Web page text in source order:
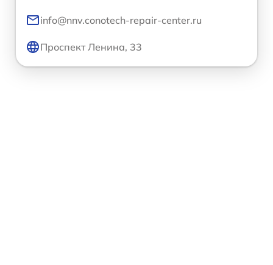
info@nnv.conotech-repair-center.ru
Проспект Ленина, 33